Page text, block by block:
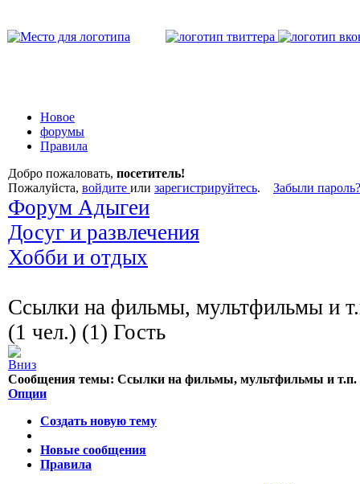
Новое
форумы
Правила
Добро пожаловать, посетитель!
Пожалуйста, войдите или зарегистрируйтесь. Забыли пароль?
Форум Адыгеи
Досуг и развлечения
Хобби и отдых
Ссылки на фильмы, мультфильмы и
(1 чел.) (1) Гость
Сообщения темы: Ссылки на фильмы, мультфильмы и т.п.
Опции
Создать новую тему
Новые сообщения
Правила